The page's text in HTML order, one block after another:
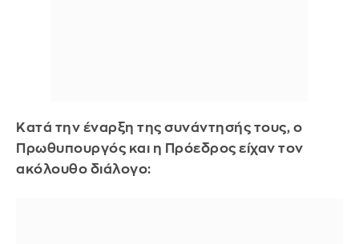
Κατά την έναρξη της συνάντησής τους, ο
Πρωθυπουργός και η Πρόεδρος είχαν τον
ακόλουθο διάλογο: